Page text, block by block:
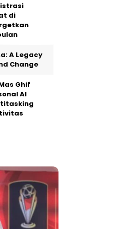
di
A Legacy
Change
Ghif
AI